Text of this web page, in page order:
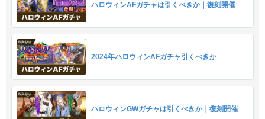
ハロウィンAFガチャは引くべきか｜復刻開催
2024年ハロウィンAFガチャ引くべきか
ハロウィンGWガチャは引くべきか｜復刻開催